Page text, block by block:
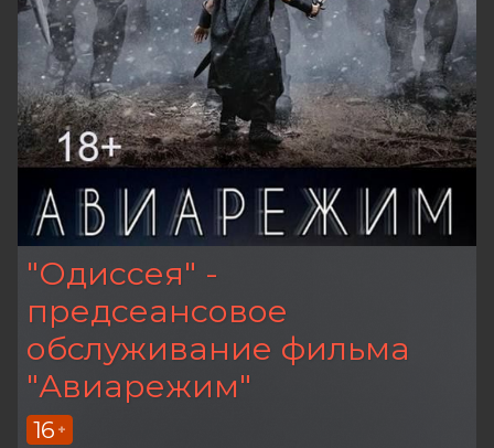
"Одиссея" -
предсеансовое
обслуживание фильма
"Авиарежим"
16 +